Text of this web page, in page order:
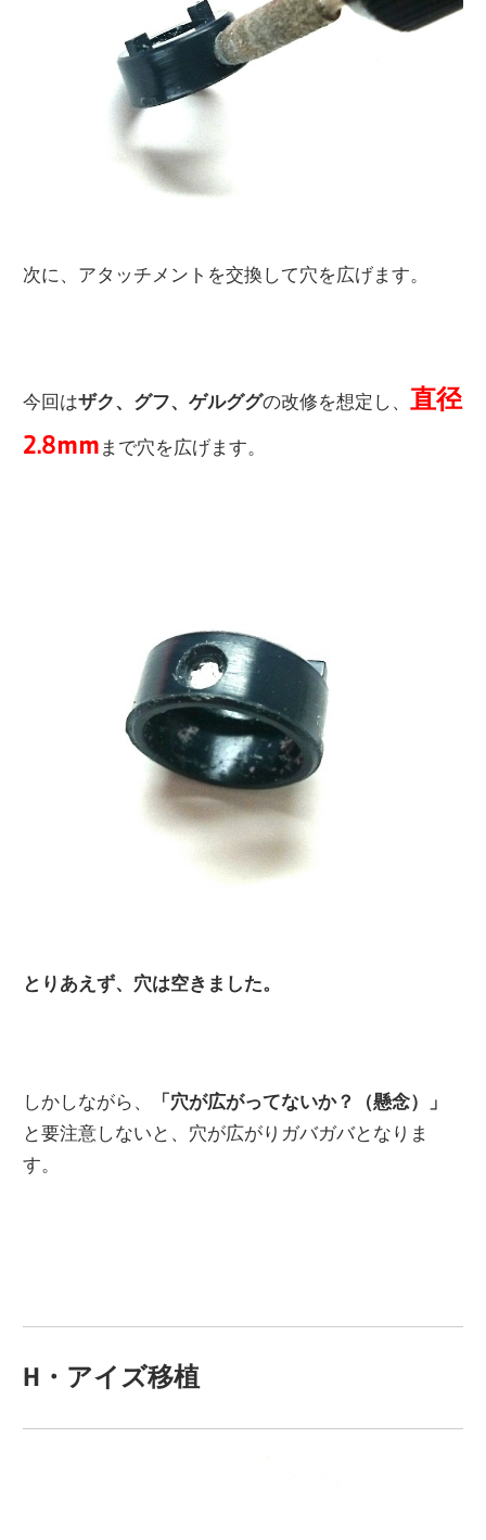
次に、アタッチメントを交換して穴を広げます。
今回はザク、グフ、ゲルググの改修を想定し、 直径
2.8mmまで穴を広げます。
とりあえず、穴は空きました。
しかしながら、
「穴が広がってないか？（懸念）」
と要注意しないと、穴が広がりガバガバとなりま
す。
H・アイズ移植